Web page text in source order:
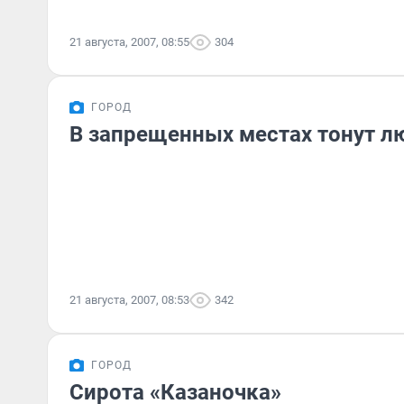
21 августа, 2007, 08:55 304
ГОРОД
В запрещенных местах тонут
21 августа, 2007, 08:53 342
ГОРОД
Сирота «Казаночка»